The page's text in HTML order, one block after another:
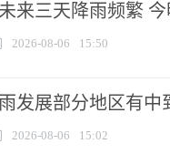
来三天降雨频繁
2026-08-06 15:50
发展部分地区有中
2026-08-06 15:02